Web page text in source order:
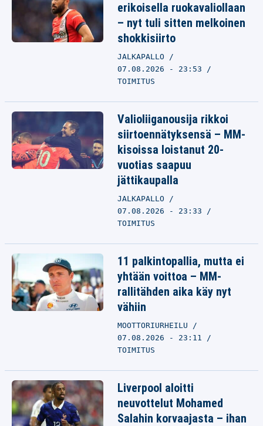
erikoisella ruokavaliollaan
– nyt tuli sitten melkoinen
shokkisiirto
JALKAPALLO
07.08.2026 - 23:53
TOIMITUS
Valioliiganousija rikkoi
siirtoennätyksensä – MM-
kisoissa loistanut 20-
vuotias saapuu
jättikaupalla
JALKAPALLO
07.08.2026 - 23:33
TOIMITUS
11 palkintopallia, mutta ei
yhtään voittoa – MM-
rallitähden aika käy nyt
vähiin
MOOTTORIURHEILU
07.08.2026 - 23:11
TOIMITUS
Liverpool aloitti
neuvottelut Mohamed
Salahin korvaajasta – ihan